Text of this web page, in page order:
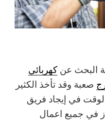
البحث عنكهربائي
صعبة وقد تأخذ الكثير
في إيجاد فريق
في جميع اعمال